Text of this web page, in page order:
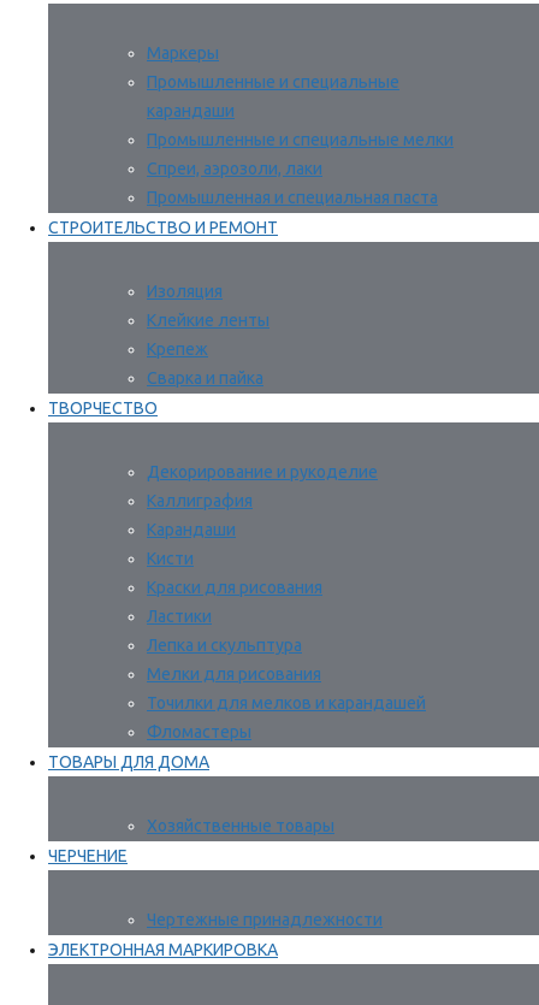
Маркеры
Промышленные и специальные
карандаши
Промышленные и специальные мелки
Спреи, аэрозоли, лаки
Промышленная и специальная паста
СТРОИТЕЛЬСТВО И РЕМОНТ
Изоляция
Клейкие ленты
Крепеж
Сварка и пайка
ТВОРЧЕСТВО
Декорирование и рукоделие
Каллиграфия
Карандаши
Кисти
Краски для рисования
Ластики
Лепка и скульптура
Мелки для рисования
Точилки для мелков и карандашей
Фломастеры
ТОВАРЫ ДЛЯ ДОМА
Хозяйственные товары
ЧЕРЧЕНИЕ
Чертежные принадлежности
ЭЛЕКТРОННАЯ МАРКИРОВКА